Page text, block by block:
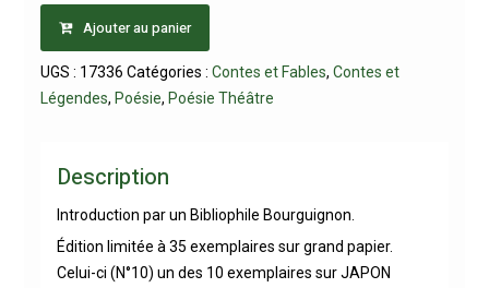
Ajouter au panier
UGS : 17336 Catégories : Contes et Fables, Contes et
Légendes, Poésie, Poésie Théâtre
Description
Introduction par un Bibliophile Bourguignon.
Édition limitée à 35 exemplaires sur grand papier.
Celui-ci (N°10) un des 10 exemplaires sur JAPON